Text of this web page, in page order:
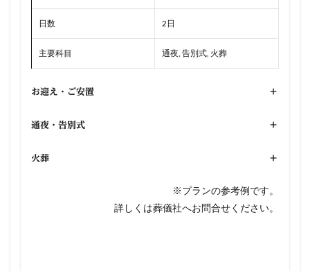
日数 2日
主要科目 通夜, 告別式, 火葬
お迎え・ご安置 +
通夜・告別式 +
火葬 +
※プランの参考例です。
詳しくは葬儀社へお問合せください。